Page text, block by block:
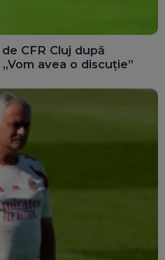
CFR Cluj după
avea o discuție”